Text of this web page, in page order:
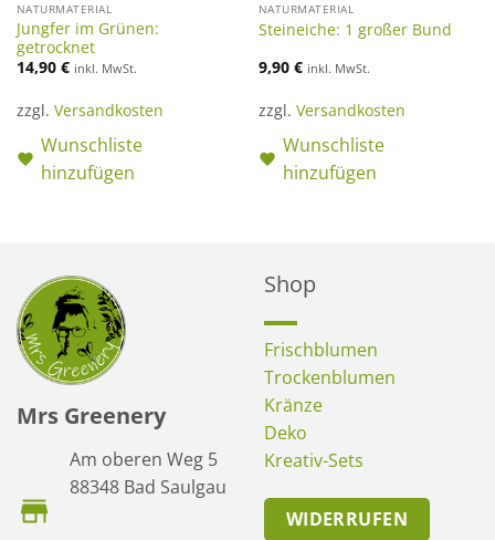
NATURMATERIAL
Jungfer im Grünen:
getrocknet
14,90 € inkl. MwSt.
zzgl. Versandkosten
Wunschliste
hinzufügen
NATURMATERIAL
Steineiche: 1 großer Bund
9,90 € inkl. MwSt.
zzgl. Versandkosten
Wunschliste
hinzufügen
Mrs Greenery
Am oberen Weg 5
88348 Bad Saulgau
Shop
Frischblumen
Trockenblumen
Kränze
Deko
Kreativ-Sets
WIDERRUFEN